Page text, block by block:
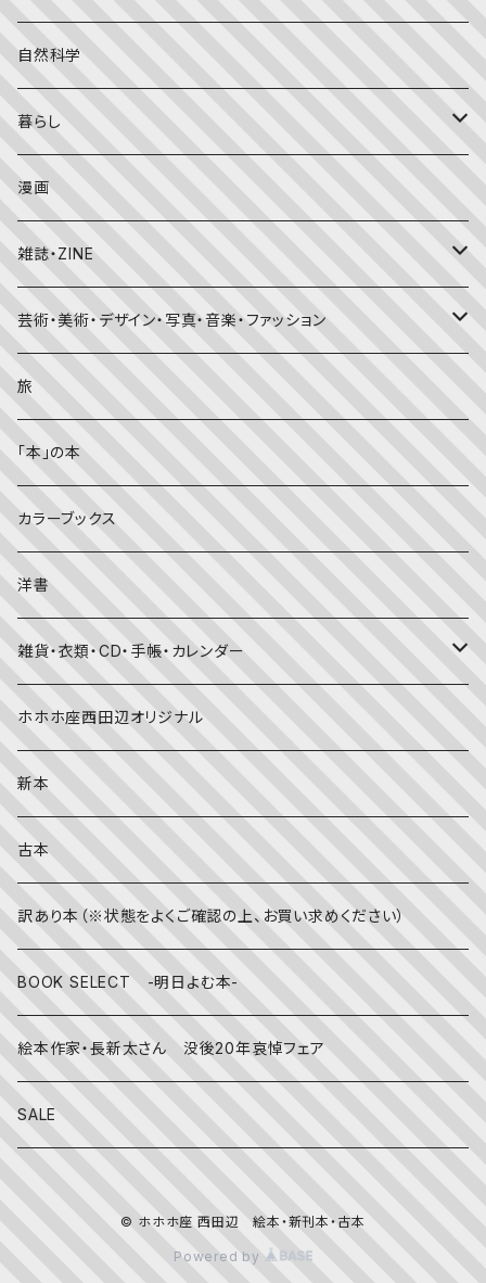
かがくのとも
チャイルドブックアップル（2・3歳～）
外国の絵本
昔話・民話
日本の昔話・民話
外国の昔話・民話
おばけ・妖怪・こわい絵本
のりもの絵本
知識の本・図鑑
理科
料理・食育
英語
しかけ絵本
児童書
大人の方に
季節・行事の絵本
春
夏
赤ちゃん（０・１・２歳向け）絵本
文字のない絵本
英語の絵本
写真絵本
評論
エッセイ・日記
海外文学
自然科学
暮らし
食・料理
住まい・インテリア
体・健康
趣味
ライフスタイル・生き方
子育て
漫画
雑誌・ZINE
雑誌
ZINE
芸術・美術・デザイン・写真・音楽・ファッション
美術・画集・図録
音楽
写真集
デザイン
ファッション
映画
伝統文化・技法
旅
「本」の本
カラーブックス
洋書
雑貨・衣類・CD・手帳・カレンダー
靴下
日記・手帳
CD
文房具
その他
ホホホ座西田辺オリジナル
新本
古本
訳あり本（※状態をよくご確認の上、お買い求めください）
BOOK SELECT -明日よむ本-
絵本作家・長新太さん 没後20年哀悼フェア
SALE
© ホホホ座 西田辺 絵本・新刊本・古本
Powered by